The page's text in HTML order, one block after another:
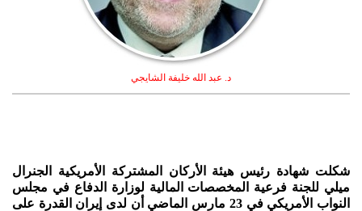
د. عبد الله خليفة الشايجي
شكلت شهادة رئيس هيئة الأركان المشتركة الأمريكية الجنرال
ميلي للجنة فرعية المخصصات المالية لوزارة الدفاع في مجلس
النواب الأمريكي في 23 مارس الماضي أن لدى إيران القدرة على